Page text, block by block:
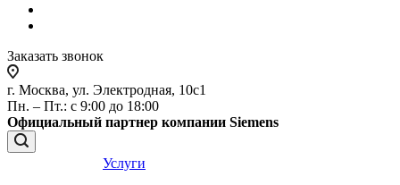
Заказать звонок
г. Москва, ул. Электродная, 10с1
Пн. – Пт.: с 9:00 до 18:00
Официальный партнер компании Siemens
Услуги